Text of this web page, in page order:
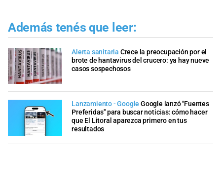
Además tenés que leer:
Alerta sanitaria Crece la preocupación por el
brote de hantavirus del crucero: ya hay nueve
casos sospechosos
Lanzamiento - Google Google lanzó "Fuentes
Preferidas" para buscar noticias: cómo hacer
que El Litoral aparezca primero en tus
resultados